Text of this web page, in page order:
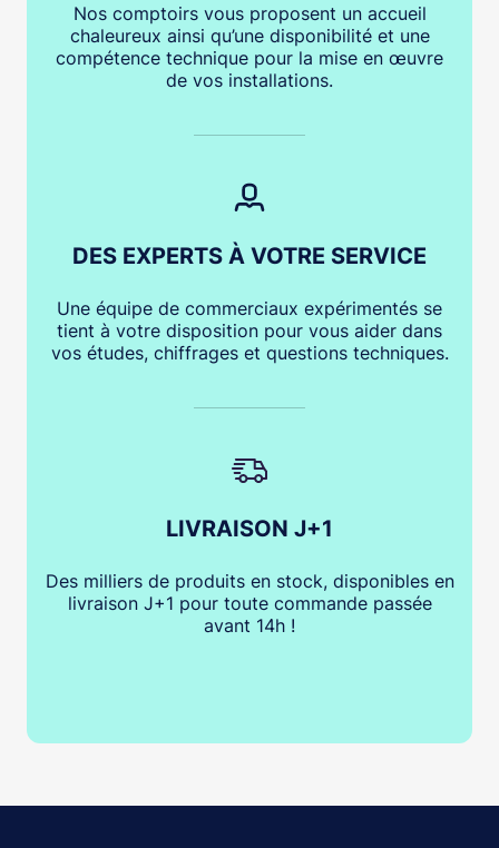
Nos comptoirs vous proposent un accueil
chaleureux ainsi qu’une disponibilité et une
compétence technique pour la mise en œuvre
de vos installations.
DES EXPERTS À VOTRE SERVICE
Une équipe de commerciaux expérimentés se
tient à votre disposition pour vous aider dans
vos études, chiffrages et questions techniques.
LIVRAISON J+1
Des milliers de produits en stock, disponibles en
livraison J+1 pour toute commande passée
avant 14h !